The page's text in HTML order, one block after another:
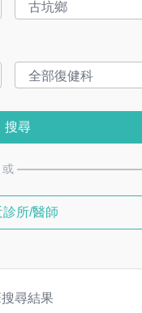
搜尋
或
診所/醫師
尋結果